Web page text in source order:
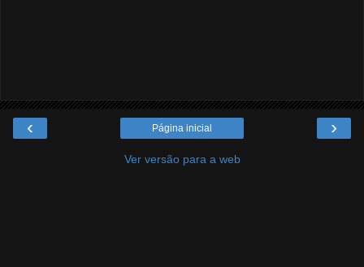
‹ ›
Página inicial
Ver versão para a web